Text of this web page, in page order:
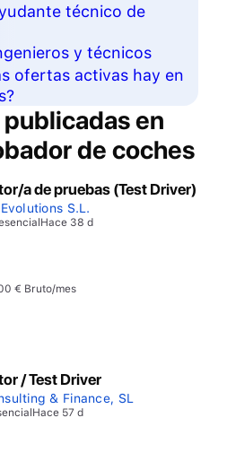
técnico de
y técnicos
ofertas activas hay en
en
de coches
a de pruebas (Test Driver)
S.L.
Hace 38 d
€ Bruto/mes
/ Test Driver
& Finance, SL
Hace 57 d